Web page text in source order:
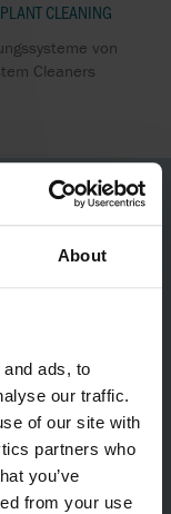
About
ads, to
our traffic.
of our site with
partners who
you’ve
from your use
CLEANING
von
Cleaners